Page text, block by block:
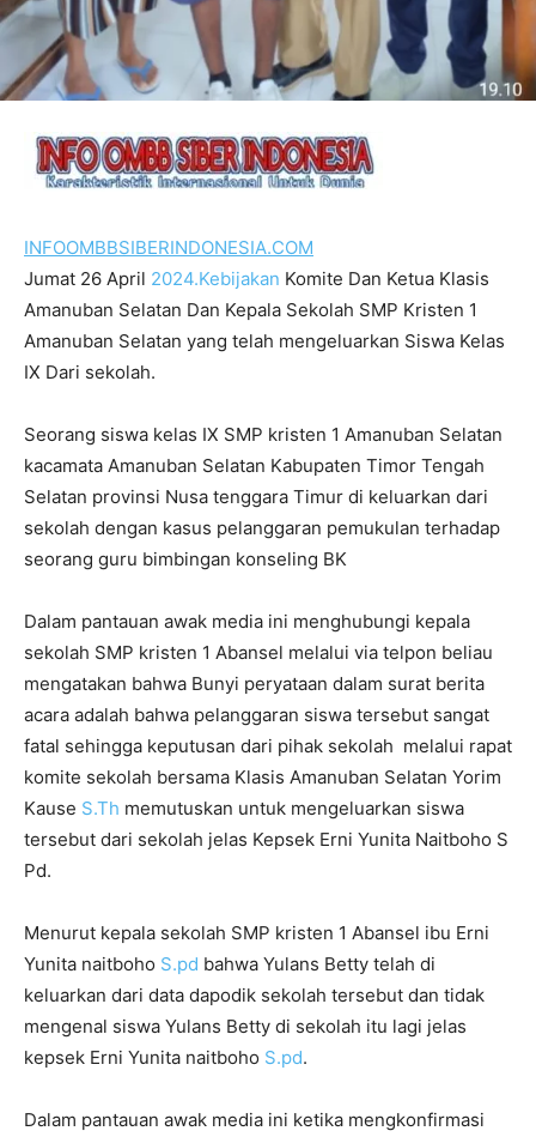
INFOOMBBSIBERINDONESIA.COM
Jumat 26 April 2024.Kebijakan Komite Dan Ketua Klasis
Amanuban Selatan Dan Kepala Sekolah SMP Kristen 1
Amanuban Selatan yang telah mengeluarkan Siswa Kelas
IX Dari sekolah.
Seorang siswa kelas IX SMP kristen 1 Amanuban Selatan
kacamata Amanuban Selatan Kabupaten Timor Tengah
Selatan provinsi Nusa tenggara Timur di keluarkan dari
sekolah dengan kasus pelanggaran pemukulan terhadap
seorang guru bimbingan konseling BK
Dalam pantauan awak media ini menghubungi kepala
sekolah SMP kristen 1 Abansel melalui via telpon beliau
mengatakan bahwa Bunyi peryataan dalam surat berita
acara adalah bahwa pelanggaran siswa tersebut sangat
fatal sehingga keputusan dari pihak sekolah melalui rapat
komite sekolah bersama Klasis Amanuban Selatan Yorim
Kause S.Th memutuskan untuk mengeluarkan siswa
tersebut dari sekolah jelas Kepsek Erni Yunita Naitboho S
Pd.
Menurut kepala sekolah SMP kristen 1 Abansel ibu Erni
Yunita naitboho S.pd bahwa Yulans Betty telah di
keluarkan dari data dapodik sekolah tersebut dan tidak
mengenal siswa Yulans Betty di sekolah itu lagi jelas
kepsek Erni Yunita naitboho S.pd.
Dalam pantauan awak media ini ketika mengkonfirmasi